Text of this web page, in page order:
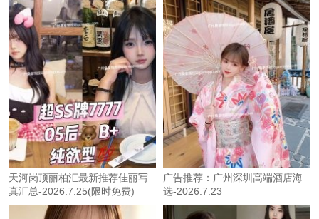
天河岗顶丽柏汇最新推荐佳丽写
真汇总-2026.7.25(限时免费)
广告推荐：广州深圳高端酒店海
选-2026.7.23